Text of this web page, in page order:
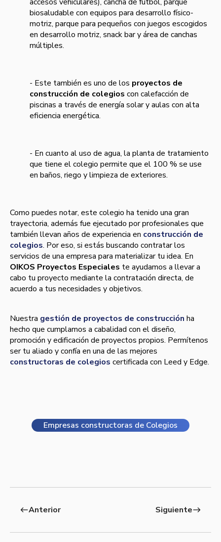
biosaludable con equipos para desarrollo físico-
motriz, parque para pequeños con juegos escogidos
en desarrollo motriz, snack bar y área de canchas
múltiples.
- Este también es uno de los proyectos de
construcción de colegios con calefacción de
piscinas a través de energía solar y aulas con alta
eficiencia energética.
- En cuanto al uso de agua, la planta de tratamiento
que tiene el colegio permite que el 100 % se use
en baños, riego y limpieza de exteriores.
Como puedes notar, este colegio ha tenido una gran
trayectoria, además fue ejecutado por profesionales que
también llevan años de experiencia en construcción de
colegios. Por eso, si estás buscando contratar los
servicios de una empresa para materializar tu idea. En
OIKOS Proyectos Especiales te ayudamos a llevar a
cabo tu proyecto mediante la contratación directa, de
acuerdo a tus necesidades y objetivos.
Nuestra gestión de proyectos de construcción ha
hecho que cumplamos a cabalidad con el diseño,
promoción y edificación de proyectos propios. Permítenos
ser tu aliado y confía en una de las mejores
constructoras de colegios certificada con Leed y Edge.
Empresas constructoras de Colegios
westAnterior Siguienteeast